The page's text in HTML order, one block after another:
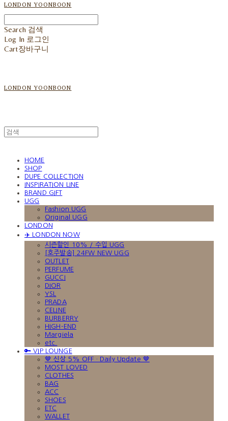
LONDON YOONBOON
Search 검색
Log In 로그인
Cart장바구니
LONDON YOONBOON
HOME
SHOP
DUPE COLLECTION
INSPIRATION LINE
BRAND GIFT
UGG
Fashion UGG
Original UGG
LONDON
✈️ LONDON NOW
시즌할인 10% / 수입 UGG
[호주발송] 24FW NEW UGG
OUTLET
PERFUME
GUCCI
DIOR
YSL
PRADA
CELINE
BURBERRY
HIGH-END
Margiela
etc.
🔑 VIP LOUNGE
🤎 신상 5% OFF · Daily Update 🤎
MOST LOVED
CLOTHES
BAG
ACC
SHOES
ETC
WALLET